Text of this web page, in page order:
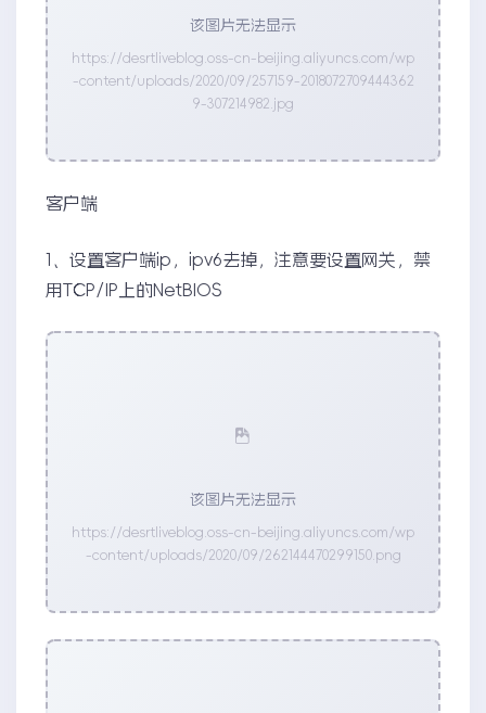
该图片无法显示
https://desrtliveblog.oss-cn-beijing.aliyuncs.com/wp
-content/uploads/2020/09/257159-2018072709444362
9-307214982.jpg
客户端
1、设置客户端ip，ipv6去掉，注意要设置网关，禁
用TCP/IP上的NetBIOS
该图片无法显示
https://desrtliveblog.oss-cn-beijing.aliyuncs.com/wp
-content/uploads/2020/09/262144470299150.png